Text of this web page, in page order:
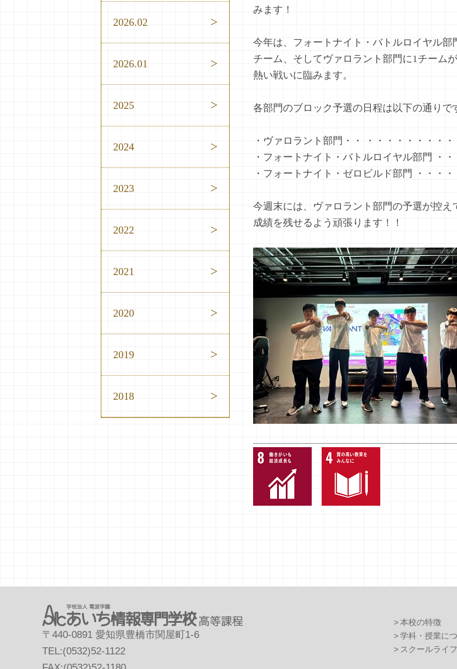
みます！
今年は、フォートナイト・バトルロイヤル
チーム、そしてヴァロラント部門に1チーム
熱い戦いに臨みます。
各部門のブロック予選の日程は以下の通りで
・ヴァロラント部門・・ ・・・・・・・・
・フォートナイト・バトルロイヤル部門 ・
・フォートナイト・ゼロビルド部門 ・・・
今週末には、ヴァロラント部門の予選が控
成績を残せるよう頑張ります！！
2026.02
2026.01
2025
2024
2023
2022
2021
2020
2019
2018
〒440-0891 愛知県豊橋市関屋町1-6
TEL:(0532)52-1122
本校の特徴
学科・授業に
スクールライフ